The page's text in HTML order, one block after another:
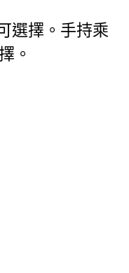
選擇。手持乘
。